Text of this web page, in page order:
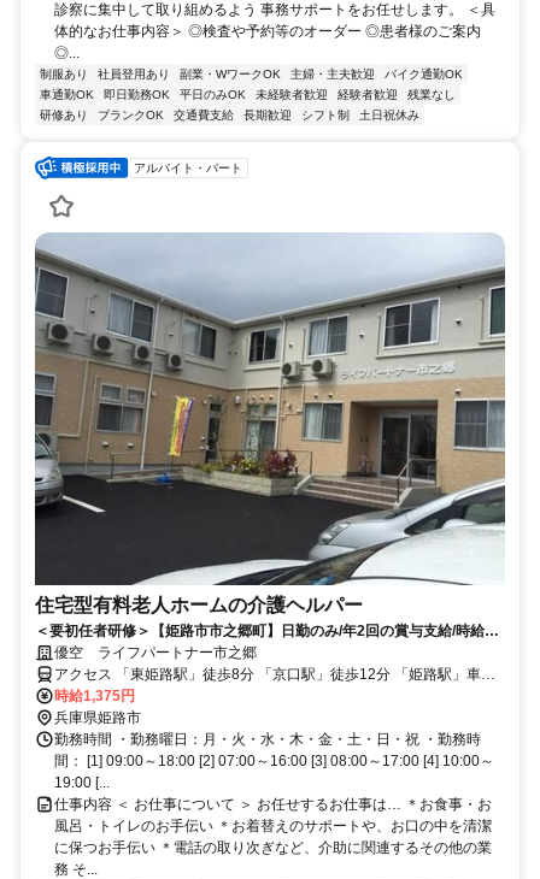
診察に集中して取り組めるよう 事務サポートをお任せします。 ＜具
体的なお仕事内容＞ ◎検査や予約等のオーダー ◎患者様のご案内
◎...
制服あり 社員登用あり 副業・WワークOK 主婦・主夫歓迎
バイク通勤OK
車通勤OK
即日勤務OK 平日のみOK 未経験者歓迎 経験者歓迎
残業なし
研修あり
ブランクOK 交通費支給 長期歓迎 シフト制 土日祝休み
アルバイト・パート
住宅型有料老人ホームの介護ヘルパー
＜要初任者研修＞【姫路市市之郷町】日勤のみ/年2回の賞与支給/時給＋
手当あり/上場企業の日勤ヘルパー
優空 ライフパートナー市之郷
アクセス 「東姫路駅」徒歩8分 「京口駅」徒歩12分 「姫路駅」車で6
分
時給1,375円
兵庫県姫路市
勤務時間 ・勤務曜日：月・火・水・木・金・土・日・祝 ・勤務時
間： [1] 09:00～18:00 [2] 07:00～16:00 [3] 08:00～17:00 [4] 10:00～
19:00 [...
仕事内容 ＜ お仕事について ＞ お任せするお仕事は… ＊お食事・お
風呂・トイレのお手伝い ＊お着替えのサポートや、お口の中を清潔
に保つお手伝い ＊電話の取り次ぎなど、介助に関連するその他の業
務 そ...